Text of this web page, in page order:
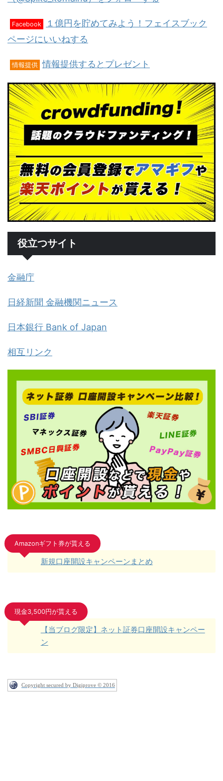
Facebook
１億円を貯めてみよう！フェイスブック
ページにいいねする
情報提供 情報提供するとプレゼント
役立つサイト
金融庁
日経新聞 金融機関ニュース
日本銀行 Bank of Japan
相互リンク
Amazonギフト券が貰える
新規口座開設キャンペーンまとめ
現金3,500円が貰える
【当ブログ限定】ネット証券口座開設キャンペー
ン
Copyright secured by Digiprove © 2016